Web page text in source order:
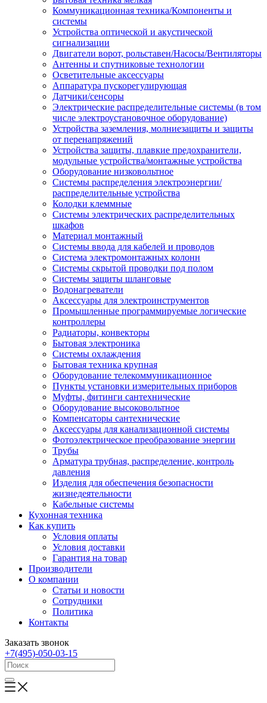
Коммуникационная техника/Компоненты и
системы
Устройства оптической и акустической
сигнализации
Двигатели ворот, рольставен/Насосы/Вентиляторы
Антенны и спутниковые технологии
Осветительные аксессуары
Аппаратура пускорегулирующая
Датчики/сенсоры
Электрические распределительные системы (в том
числе электроустановочное оборудование)
Устройства заземления, молниезащиты и защиты
от перенапряжений
Устройства защиты, плавкие предохранители,
модульные устройства/монтажные устройства
Оборудование низковольтное
Системы распределения электроэнергии/
распределительные устройства
Колодки клеммные
Системы электрических распределительных
шкафов
Материал монтажный
Системы ввода для кабелей и проводов
Система электромонтажных колонн
Системы скрытой проводки под полом
Системы защиты шланговые
Водонагреватели
Аксессуары для электроинструментов
Промышленные программируемые логические
контроллеры
Радиаторы, конвекторы
Бытовая электроника
Системы охлаждения
Бытовая техника крупная
Оборудование телекоммуникационное
Пункты установки измерительных приборов
Муфты, фитинги сантехнические
Оборудование высоковольтное
Компенсаторы сантехнические
Аксессуары для канализационной системы
Фотоэлектрическое преобразование энергии
Трубы
Арматура трубная, распределение, контроль
давления
Изделия для обеспечения безопасности
жизнедеятельности
Кабельные системы
Кухонная техника
Как купить
Условия оплаты
Условия доставки
Гарантия на товар
Производители
О компании
Статьи и новости
Сотрудники
Политика
Контакты
Заказать звонок
+7(495)-050-03-15